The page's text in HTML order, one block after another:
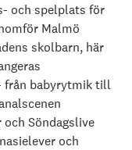
och spelplats för
Malmö
skolbarn, här
från babyrytmik till
Söndagslive
och